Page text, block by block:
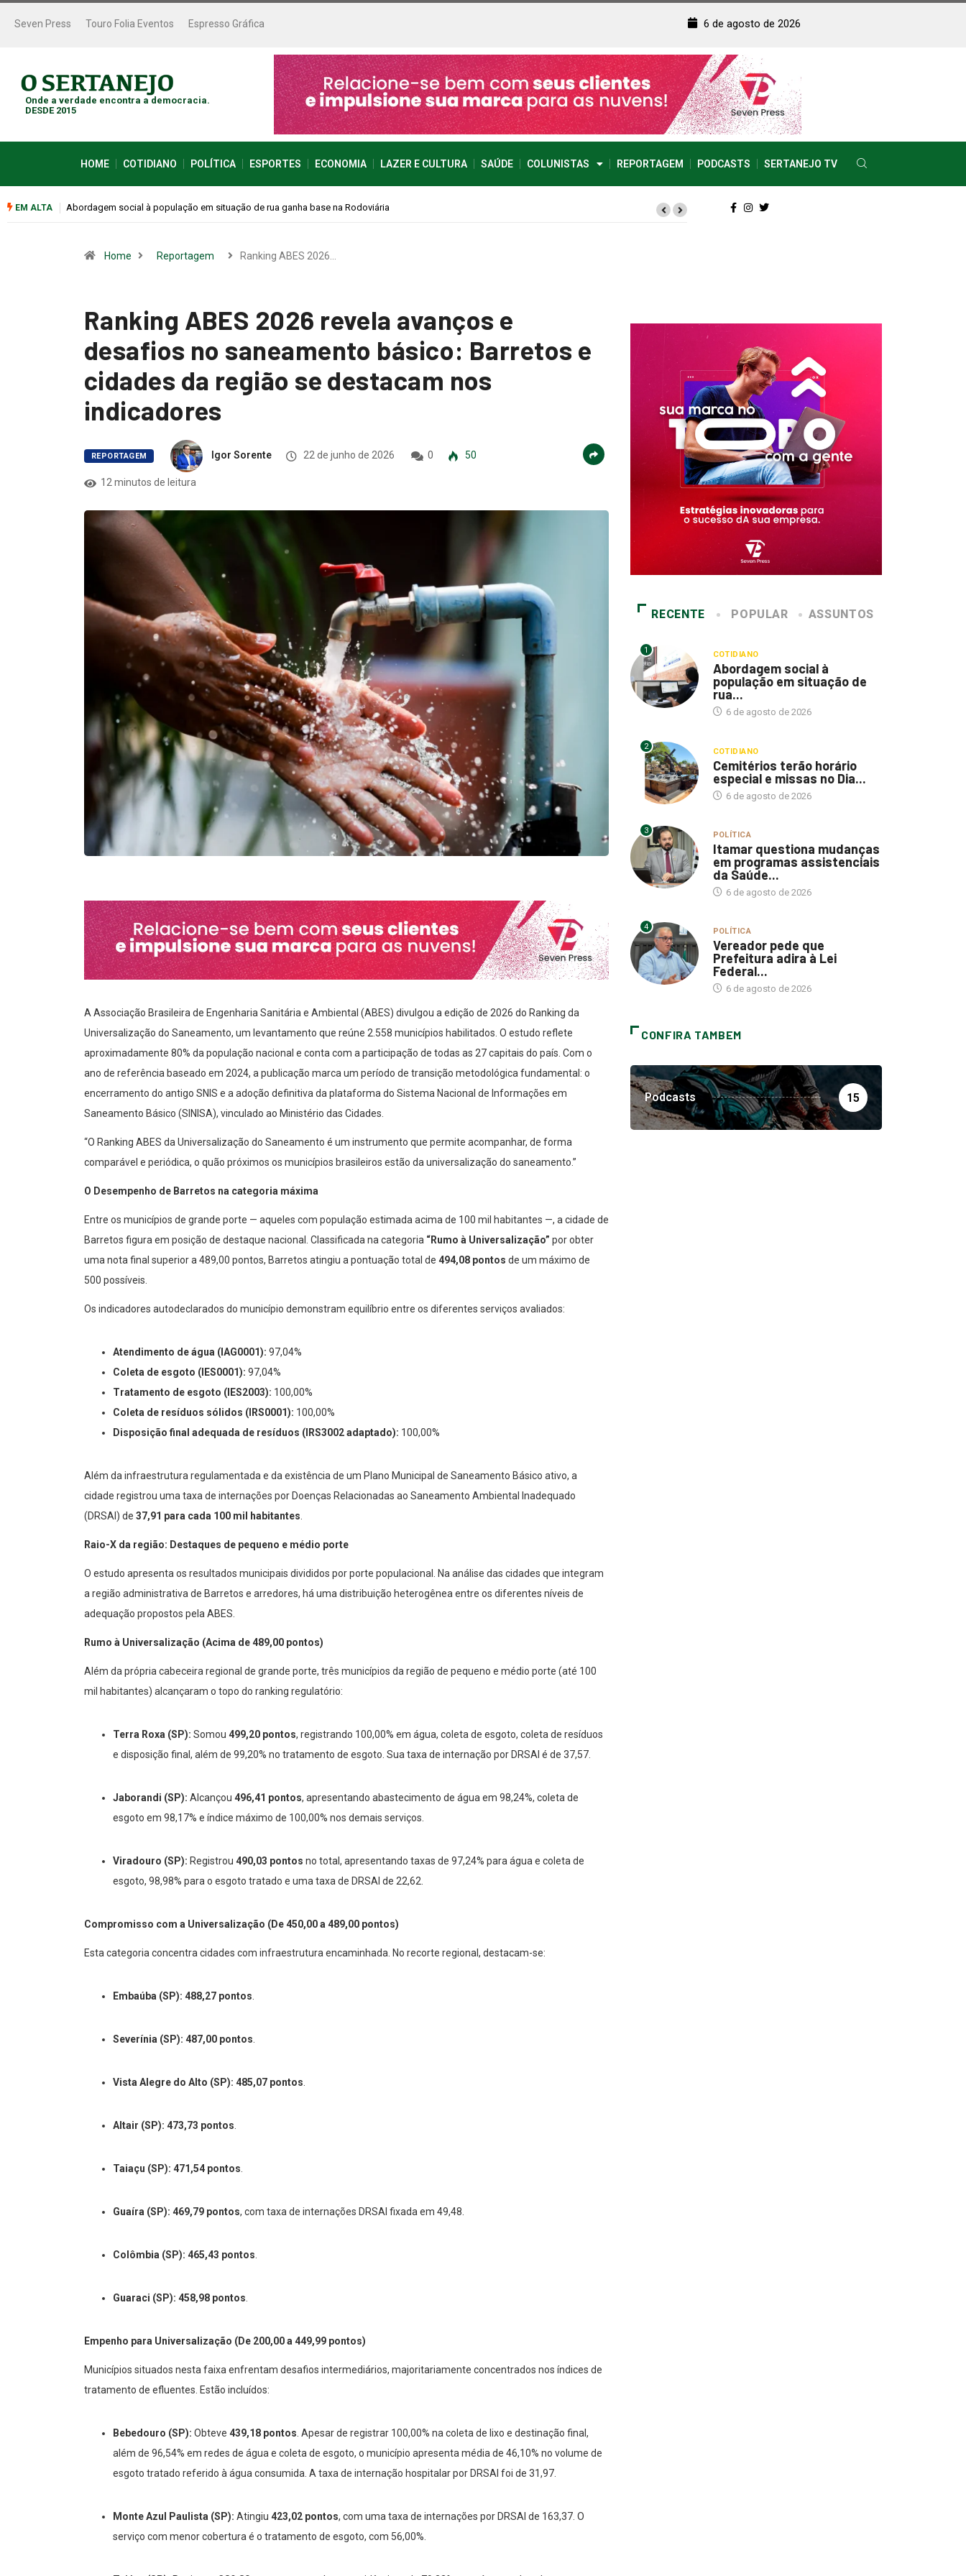
Seven Press Touro Folia Eventos Espresso Gráfica 6 de agosto de 2026
Onde a verdade encontra a democracia.
DESDE 2015
HOME COTIDIANO POLÍTICA ESPORTES ECONOMIA LAZER E CULTURA SAÚDE COLUNISTAS REPORTAGEM PODCASTS SERTANEJO TV
EM ALTA Cemitérios terão horário especial e missas no Dia dos Pais
Home Reportagem Ranking ABES 2026…
Ranking ABES 2026 revela avanços e
desafios no saneamento básico: Barretos e
cidades da região se destacam nos
indicadores
REPORTAGEM Igor Sorente 22 de junho de 2026 0 50
12 minutos de leitura
A Associação Brasileira de Engenharia Sanitária e Ambiental (ABES) divulgou a edição de 2026 do Ranking da
Universalização do Saneamento, um levantamento que reúne 2.558 municípios habilitados. O estudo reflete
aproximadamente 80% da população nacional e conta com a participação de todas as 27 capitais do país. Com o
ano de referência baseado em 2024, a publicação marca um período de transição metodológica fundamental: o
encerramento do antigo SNIS e a adoção definitiva da plataforma do Sistema Nacional de Informações em
Saneamento Básico (SINISA), vinculado ao Ministério das Cidades.
“O Ranking ABES da Universalização do Saneamento é um instrumento que permite acompanhar, de forma
comparável e periódica, o quão próximos os municípios brasileiros estão da universalização do saneamento.”
O Desempenho de Barretos na categoria máxima
Entre os municípios de grande porte — aqueles com população estimada acima de 100 mil habitantes —, a cidade de
Barretos figura em posição de destaque nacional. Classificada na categoria “Rumo à Universalização” por obter
uma nota final superior a 489,00 pontos, Barretos atingiu a pontuação total de 494,08 pontos de um máximo de
500 possíveis.
Os indicadores autodeclarados do município demonstram equilíbrio entre os diferentes serviços avaliados:
Atendimento de água (IAG0001): 97,04%
Coleta de esgoto (IES0001): 97,04%
Tratamento de esgoto (IES2003): 100,00%
Coleta de resíduos sólidos (IRS0001): 100,00%
Disposição final adequada de resíduos (IRS3002 adaptado): 100,00%
Além da infraestrutura regulamentada e da existência de um Plano Municipal de Saneamento Básico ativo, a
cidade registrou uma taxa de internações por Doenças Relacionadas ao Saneamento Ambiental Inadequado
(DRSAI) de 37,91 para cada 100 mil habitantes
Raio-X da região: Destaques de pequeno e médio porte
O estudo apresenta os resultados municipais divididos por porte populacional. Na análise das cidades que integram
a região administrativa de Barretos e arredores, há uma distribuição heterogênea entre os diferentes níveis de
adequação propostos pela ABES.
Rumo à Universalização (Acima de 489,00 pontos)
Além da própria cabeceira regional de grande porte, três municípios da região de pequeno e médio porte (até 100
mil habitantes) alcançaram o topo do ranking regulatório:
Terra Roxa (SP): Somou 499,20 pontos, registrando 100,00% em água, coleta de esgoto, coleta de resíduos
e disposição final, além de 99,20% no tratamento de esgoto. Sua taxa de internação por DRSAI é de 37,57.
Jaborandi (SP): Alcançou 496,41 pontos, apresentando abastecimento de água em 98,24%, coleta de
esgoto em 98,17% e índice máximo de 100,00% nos demais serviços.
Viradouro (SP): Registrou 490,03 pontos no total, apresentando taxas de 97,24% para água e coleta de
esgoto, 98,98% para o esgoto tratado e uma taxa de DRSAI de 22,62.
Compromisso com a Universalização (De 450,00 a 489,00 pontos)
Esta categoria concentra cidades com infraestrutura encaminhada. No recorte regional, destacam-se:
Embaúba (SP): 488,27 pontos
Severínia (SP): 487,00 pontos
Vista Alegre do Alto (SP): 485,07 pontos
Altair (SP): 473,73 pontos
Taiaçu (SP): 471,54 pontos
Guaíra (SP): 469,79 pontos, com taxa de internações DRSAI fixada em 49,48.
Colômbia (SP): 465,43 pontos
Guaraci (SP): 458,98 pontos
Empenho para Universalização (De 200,00 a 449,99 pontos)
Municípios situados nesta faixa enfrentam desafios intermediários, majoritariamente concentrados nos índices de
tratamento de efluentes. Estão incluídos:
Bebedouro (SP): Obteve 439,18 pontos . Apesar de registrar 100,00% na coleta de lixo e destinação final,
além de 96,54% em redes de água e coleta de esgoto, o município apresenta média de 46,10% no volume de
esgoto tratado referido à água consumida. A taxa de internação hospitalar por DRSAI foi de 31,97.
Monte Azul Paulista (SP): Atingiu 423,02 pontos, com uma taxa de internações por DRSAI de 163,37. O
serviço com menor cobertura é o tratamento de esgoto, com 56,00%.
RECENTE POPULAR ASSUNTOS
1 COTIDIANO
Abordagem social à
população em situação de
rua...
6 de agosto de 2026
2 COTIDIANO
Cemitérios terão horário
especial e missas no Dia...
6 de agosto de 2026
3 POLÍTICA
Itamar questiona mudanças
em programas assistenciais
da Saúde...
6 de agosto de 2026
4 POLÍTICA
Vereador pede que
Prefeitura adira à Lei
Federal...
6 de agosto de 2026
CONFIRA TAMBEM
Podcasts 15